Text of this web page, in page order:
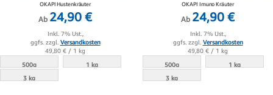
OKAPI Hustenkräuter
Ab 24,90 €
Inkl. 7% Ust.,
ggfs. zzgl. Versandkosten
49,80 € / 1 kg
500g
1 kg
3 kg
OKAPI Imuno Kräuter
Ab 24,90 €
Inkl. 7% Ust.,
ggfs. zzgl. Versandkosten
49,80 € / 1 kg
500g
1 kg
3 kg